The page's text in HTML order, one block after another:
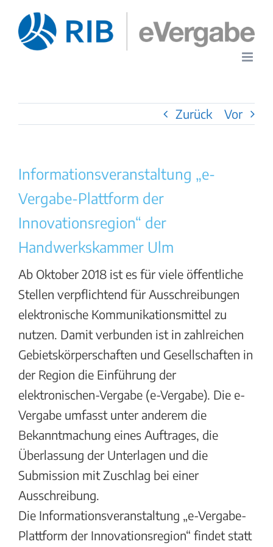
Inhalt
springen
Zurück Vor
Informationsveranstaltung „e-
Vergabe-Plattform der
Innovationsregion“ der
Handwerkskammer Ulm
Ab Oktober 2018 ist es für viele öffentliche
Stellen verpflichtend für Ausschreibungen
elektronische Kommunikationsmittel zu
nutzen. Damit verbunden ist in zahlreichen
Gebietskörperschaften und Gesellschaften in
der Region die Einführung der
elektronischen-Vergabe (e-Vergabe). Die e-
Vergabe umfasst unter anderem die
Bekanntmachung eines Auftrages, die
Überlassung der Unterlagen und die
Submission mit Zuschlag bei einer
Ausschreibung.
Die Informationsveranstaltung „e-Vergabe-
Plattform der Innovationsregion“ findet statt